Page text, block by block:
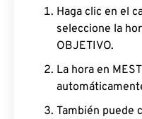
Haga clic en el
seleccione la
OBJETIVO.
La hora en
También puede